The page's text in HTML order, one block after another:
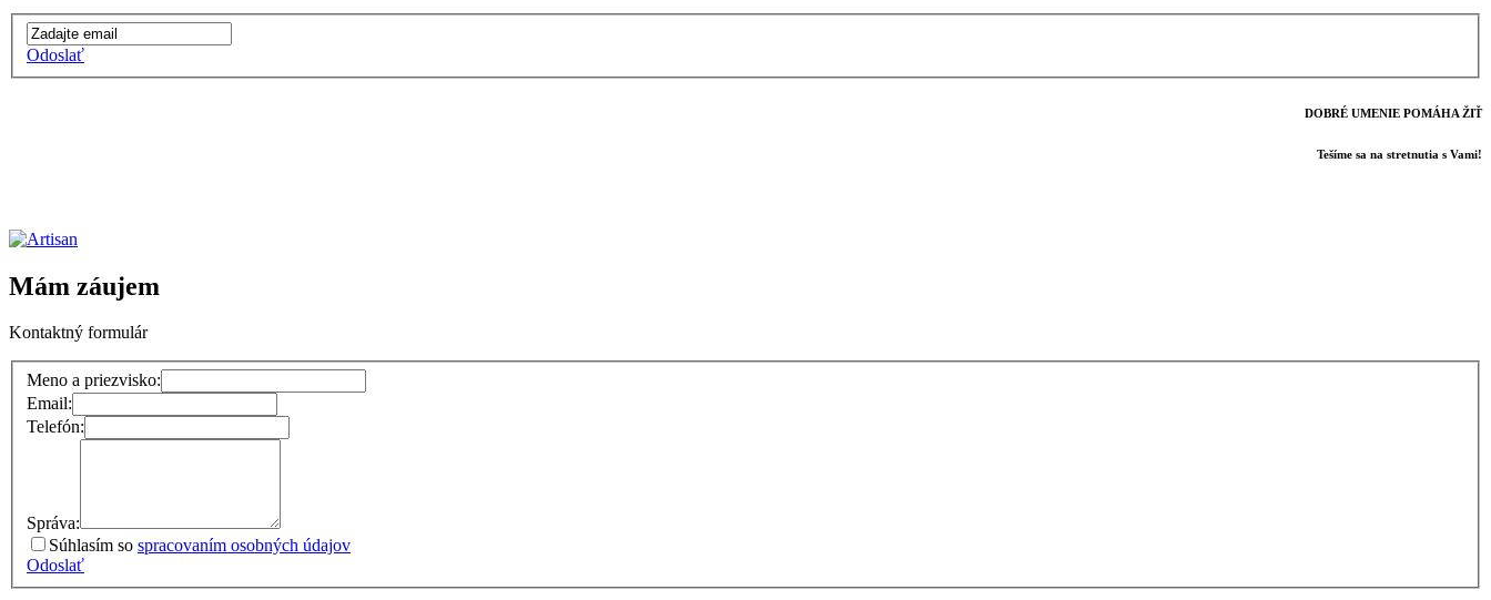
Odoslať
DOBRÉ UMENIE POMÁHA ŽIŤ
Tešíme sa na stretnutia s Vami!
Mám záujem
Kontaktný formulár
Meno a priezvisko:
Email:
Telefón:
Správa:
Súhlasím so spracovaním osobných údajov
Odoslať